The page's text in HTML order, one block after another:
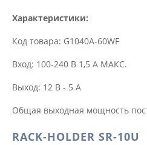
Характеристики:
Код товара: G1040A-60WF
Вход: 100-240 В 1,5 А МАКС.
Выход: 12 В - 5 А
Общая выходная мощность
RACK-HOLDER SR-10U